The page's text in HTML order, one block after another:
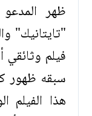
ظهر
"تايتانيك"
فيلم
سبقه ظهور
هذا الفيلم